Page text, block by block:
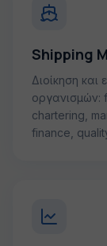
Shipping
Διοίκηση και
οργανισμών:
chartering,
finance,